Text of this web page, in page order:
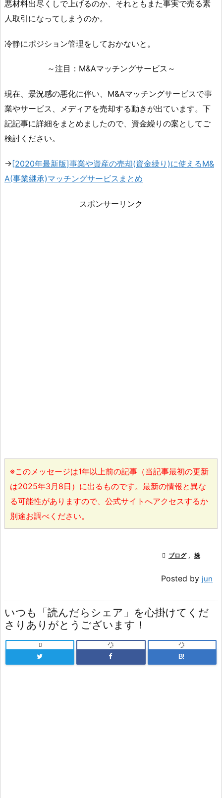
悪材料出尽くしで上げるのか、それともまた事実で売る素
人取引になってしまうのか。
冷静にポジション管理をしておかないと。
～注目：M&Aマッチングサービス～
現在、景況感の悪化に伴い、M&Aマッチングサービスで事
業やサービス、メディアを売却する動きが出ています。下
記記事に詳細をまとめましたので、資金繰りの案としてご
検討ください。
→[2020年最新版]事業や資産の売却(資金繰り)に使えるM&
A(事業継承)マッチングサービスまとめ
スポンサーリンク
※このメッセージは1年以上前の記事（当記事最初の更新
は2025年3月8日）に出るものです。最新の情報と異な
る可能性がありますので、公式サイトへアクセスするか
別途お調べください。
 ブログ , 株
Posted by jun
いつも「読んだらシェア」を心掛けてくだ
さりありがとうございます！

B!